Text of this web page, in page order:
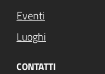
Eventi
Luoghi
CONTATTI